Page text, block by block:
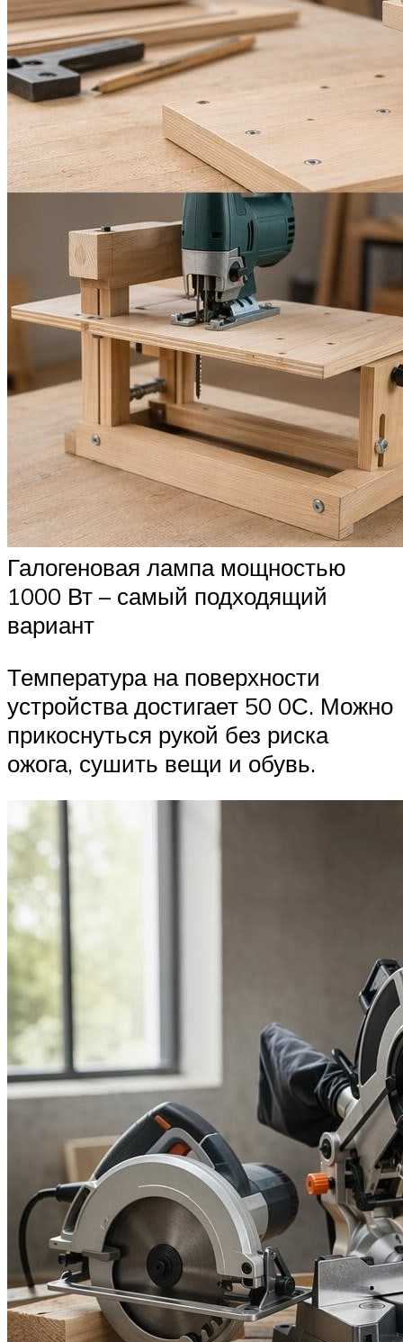
Галогеновая лампа мощностью
1000 Вт – самый подходящий
вариант
Температура на поверхности
устройства достигает 50 0С. Можно
прикоснуться рукой без риска
ожога, сушить вещи и обувь.